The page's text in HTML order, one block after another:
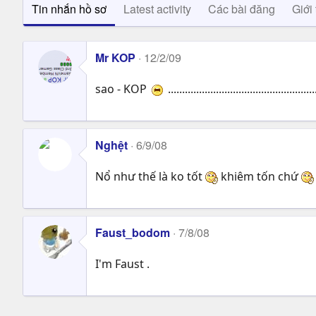
Tin nhắn hồ sơ Latest activity Các bài đăng Giới
Mr KOP 12/2/09
sao - KOP
Nghệt 6/9/08
Nổ như thế là ko tốt khiêm tốn chứ
Faust_bodom 7/8/08
I'm Faust .